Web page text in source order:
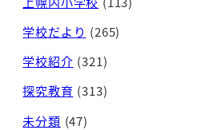
学校だより (265)
学校紹介 (321)
探究教育 (313)
未分類 (47)